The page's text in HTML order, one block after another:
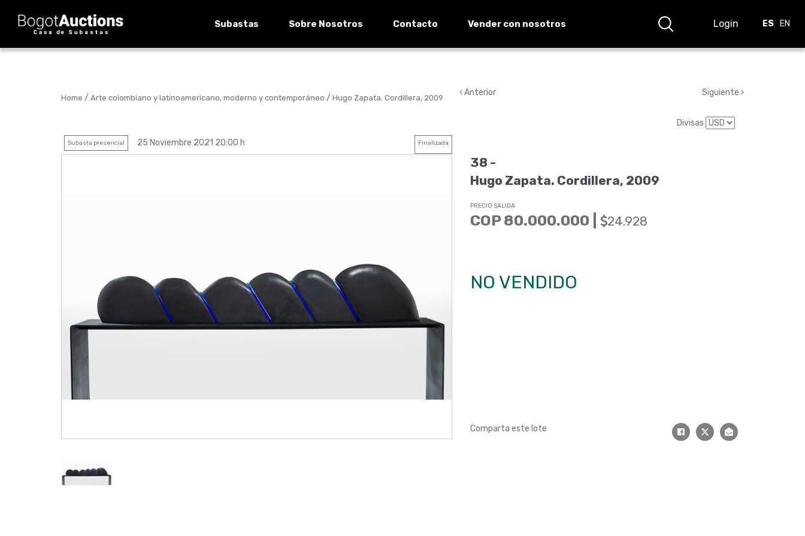
Subastas Sobre Nosotros Contacto Vender con nosotros Login ES EN
Home / Arte colombiano y latinoamericano, moderno y contemporáneo / Hugo Zapata. Cordillera, 2009
Anterior Siguiente
Divisas
Subasta presencial 25 Noviembre 2021 20:00 h Finalizada
38 -
Hugo Zapata. Cordillera, 2009
PRECIO SALIDA
COP 80.000.000 | 24.928
NO VENDIDO
Comparta este lote